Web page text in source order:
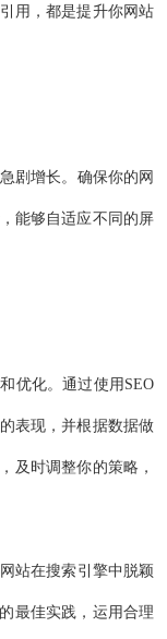
用，都是提升你网站
剧增长。确保你的网
能够自适应不同的屏
优化。通过使用SEO
表现，并根据数据做
及时调整你的策略，
站在搜索引擎中脱颖
最佳实践，运用合理